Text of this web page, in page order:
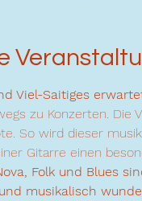
Viel-Saitiges
zu Konzerten. Die
So wird dieser
Gitarre einen
Folk und Blues
musikalisch